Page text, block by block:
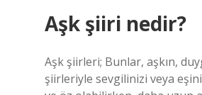
Aşk şiiri nedir?
Aşk şiirleri; Bunlar, aşkın,
şiirleriyle sevgilinizi veya